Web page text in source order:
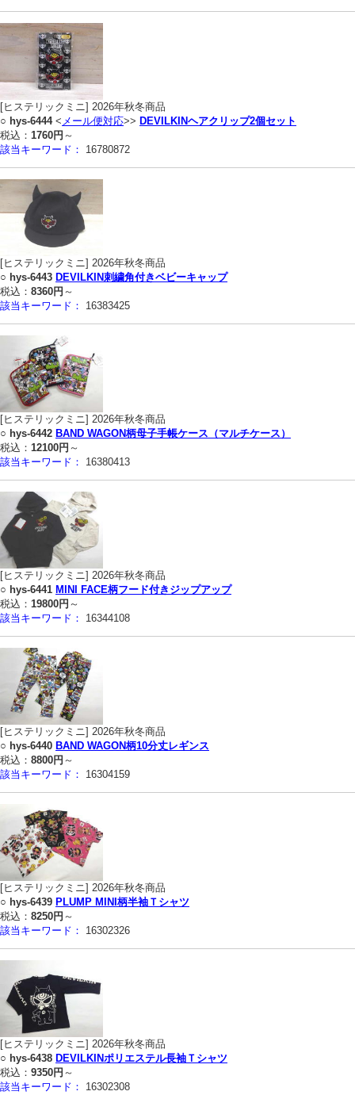
[ヒステリックミニ] 2026年秋冬商品
○ hys-6444< メール便対応>> DEVILKINヘアクリップ2個セット
税込： 1760円 ～
該当キーワード：
16780872
[ヒステリックミニ] 2026年秋冬商品
○ hys-6443 DEVILKIN刺繍角付きベビーキャップ
税込： 8360円 ～
該当キーワード：
16383425
[ヒステリックミニ] 2026年秋冬商品
○ hys-6442 BAND WAGON柄母子手帳ケース（マルチケース）
税込： 12100円 ～
該当キーワード：
16380413
[ヒステリックミニ] 2026年秋冬商品
○ hys-6441 MINI FACE柄フード付きジップアップ
税込： 19800円 ～
該当キーワード：
16344108
[ヒステリックミニ] 2026年秋冬商品
○ hys-6440 BAND WAGON柄10分丈レギンス
税込： 8800円 ～
該当キーワード：
16304159
[ヒステリックミニ] 2026年秋冬商品
○ hys-6439 PLUMP MINI柄半袖Ｔシャツ
税込： 8250円 ～
該当キーワード：
16302326
[ヒステリックミニ] 2026年秋冬商品
○ hys-6438 DEVILKINポリエステル長袖Ｔシャツ
税込： 9350円 ～
該当キーワード：
16302308